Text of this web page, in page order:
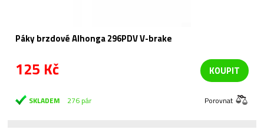
Páky brzdové Alhonga 296PDV V-brake
125 Kč KOUPIT
SKLADEM 276 pár Porovnat